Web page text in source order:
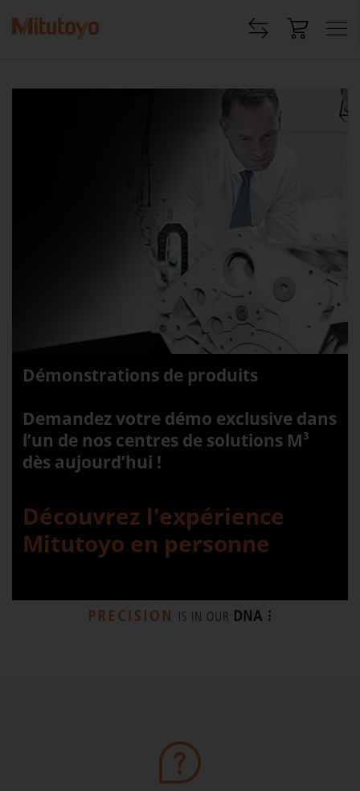
Démonstrations de produits
Demandez votre démo exclusive dans
l’un de nos centres de solutions M³
dès aujourd’hui !
Découvrez l'expérience
Mitutoyo en personne